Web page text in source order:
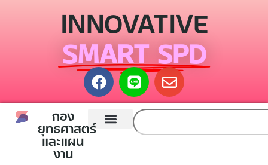
INNOVATIVE
SMART SPD
กอง
ยุทธศาสตร์
และแผน
งาน